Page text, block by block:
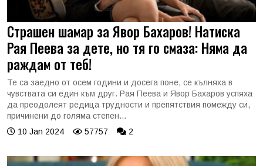
Страшен шамар за Явор Бахаров! Натиска
Рая Пеева за дете, но тя го смаза: Няма да
раждам от теб!
Те са заедно от осем години и досега поне, се кълняха в
чувствата си един към друг. Рая Пеева и Явор Бахаров успяха
да преодолеят редица трудности и препятствия помежду си,
причинени до голяма степен...
10 Jan 2024
57757 2